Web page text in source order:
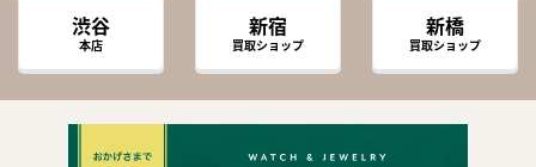
渋谷
本店
新宿
買取ショップ
新橋
買取ショップ